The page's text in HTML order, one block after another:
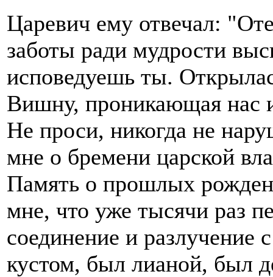
Царевич ему отвечал:
заботы ради мудрости
исповедуешь ты.
Вишну, проникающая нас
Не проси, никогда не
мне о бремени царской
Память о прошлых
мне, что уже тысячи раз
соединение и
кустом, был лианой, был